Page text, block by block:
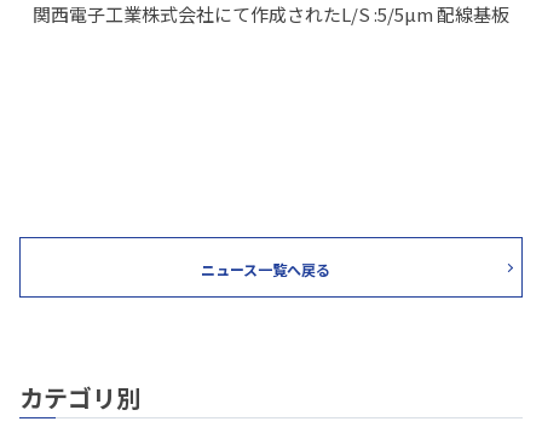
関西電子工業株式会社にて作成されたL/S :5/5µm配線基板
ニュース一覧へ戻る
カテゴリ別